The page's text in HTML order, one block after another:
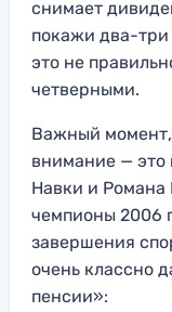
снимает
покажи два-
это не
четверными.
Важный момент,
внимание — это
Навки и Романа
чемпионы 2006
завершения
очень классно
пенсии»: